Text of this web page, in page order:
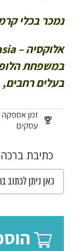
נמכר בכלי
בעלים רחבים,
עסקים
כתיבת ברכה